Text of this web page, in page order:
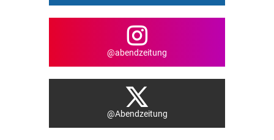
@abendzeitung
@Abendzeitung